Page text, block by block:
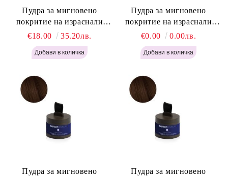
Пудра за мигновено
покритие на израснали
корени Русо - Labor Pro
Instant Retouch Powder -
Blonde H645
€18.00 35.20лв.
Пудра за мигновено
покритие на израснали
корени Светло Кафяво -
Labor Pro Instant Retouch
Powder - Light Brown H644
€0.00 0.00лв.
Пудра за мигновено
Пудра за мигновено